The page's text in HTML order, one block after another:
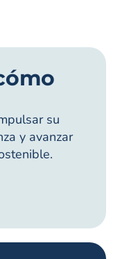
su
y avanzar